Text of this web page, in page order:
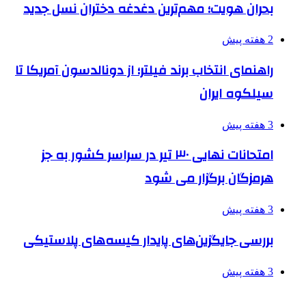
بحران هویت؛ مهم‌ترین دغدغه دختران نسل جدید
2 هفته پیش
راهنمای انتخاب برند فیلتر؛ از دونالدسون آمریکا تا
سیلکوه ایران
3 هفته پیش
امتحانات نهایی ۳۰ تیر در سراسر کشور به جز
هرمزگان برگزار می شود
3 هفته پیش
بررسی جایگزین‌های پایدار کیسه‌های پلاستیکی
3 هفته پیش